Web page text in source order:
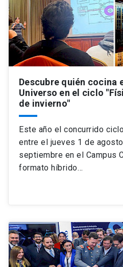
Futuros estudiantes
Estudiantes
Académicos
Personal
Alumni
Padres y familia
Vecinos
Go to english site launch
ACCESOS DIRECTOS
Admisión launch
Mi Cuenta UC launch
Correo UC launch
Mi Portal UC launch
Medios Biblioteca launch
Descubre quién cocina
Universo en el ciclo
de invierno"
Este año el concurrido
entre el jueves 1 de
septiembre en el Campus
formato híbrido…